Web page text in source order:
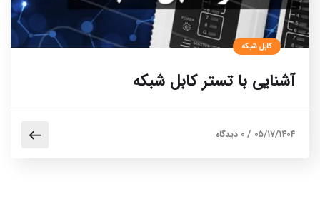
کابل شبکه
آشنایی با تستر کابل شبکه
05/17/1404
/ 0 دیدگاه